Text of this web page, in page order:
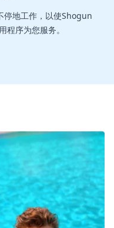
停地工作，以使Shogun
序为您服务。